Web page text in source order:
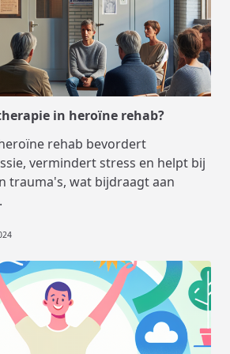
in heroïne rehab?
rehab bevordert
vermindert stress en helpt bij
trauma's, wat bijdraagt aan